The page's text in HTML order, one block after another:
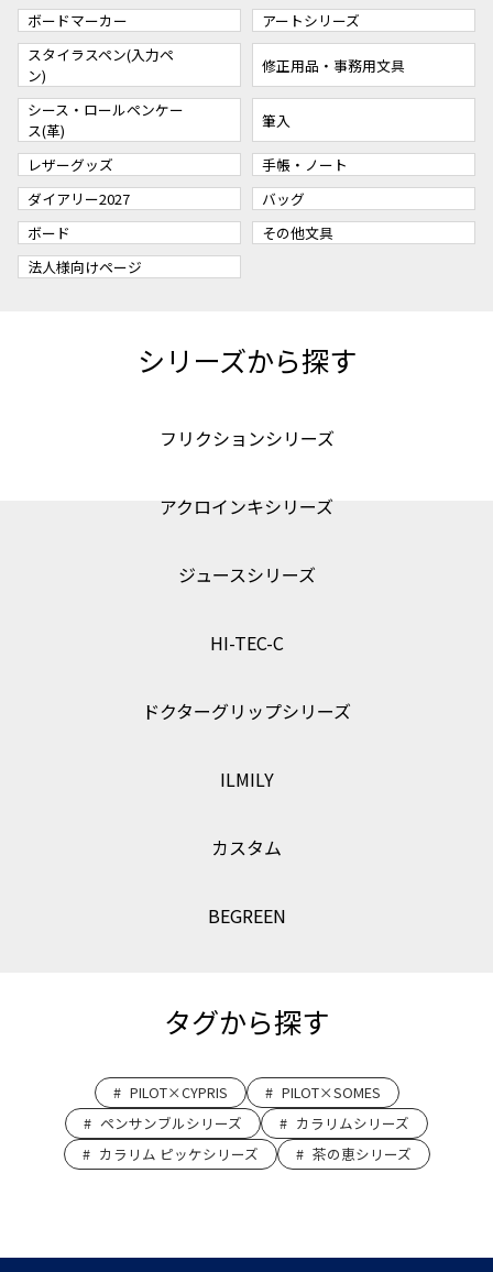
ボードマーカー
アートシリーズ
スタイラスペン(入力ペ
ン)
修正用品・事務用文具
シース・ロールペンケー
ス(革)
筆入
レザーグッズ
手帳・ノート
ダイアリー2027
バッグ
ボード
その他文具
法人様向けページ
シリーズから探す
フリクションシリーズ
アクロインキシリーズ
ジュースシリーズ
HI-TEC-C
ドクターグリップシリーズ
ILMILY
カスタム
BEGREEN
タグから探す
PILOT×CYPRIS
PILOT×SOMES
ペンサンブルシリーズ
カラリムシリーズ
カラリム ピッケシリーズ
茶の恵シリーズ